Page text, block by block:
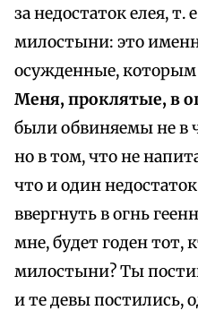
за недостаток елея, т.
милостыни: это
осужденные, которым
Меня, проклятые, в
были обвиняемы не в
но в том, что не
что и один
ввергнуть в огнь
мне, будет годен тот,
милостыни? Ты
и те девы постились,